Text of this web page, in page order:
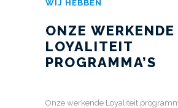
WIJ HEBBEN
ONZE WERKENDE
LOYALITEIT
PROGRAMMA’S
Onze werkende Loyaliteit